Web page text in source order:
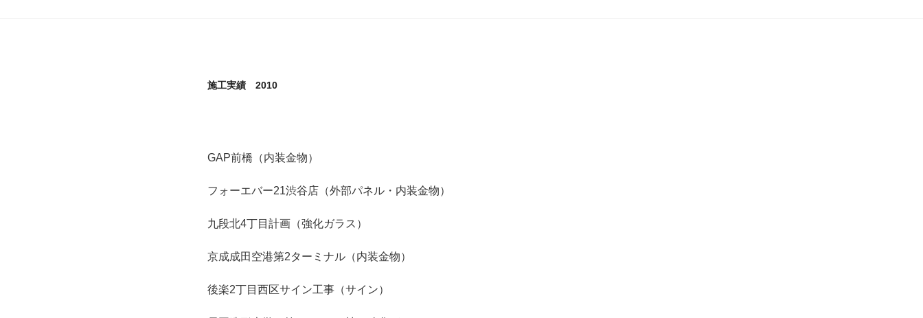
施工実績 2010
GAP前橋（内装金物）
フォーエバー21渋谷店（外部パネル・内装金物）
九段北4丁目計画（強化ガラス）
京成成田空港第2ターミナル（内装金物）
後楽2丁目西区サイン工事（サイン）